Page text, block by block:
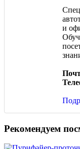
и
Рекомендуем